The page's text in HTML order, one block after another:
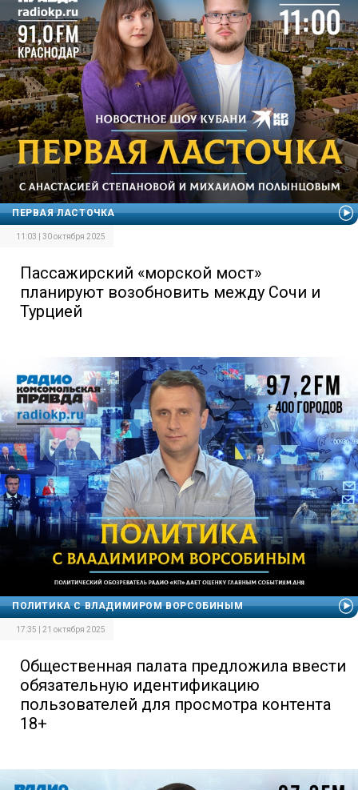
ПЕРВАЯ ЛАСТОЧКА
11:03 | 30 октября 2025
Пассажирский «морской мост»
планируют возобновить между Сочи и
Турцией
ПОЛИТИКА С ВЛАДИМИРОМ ВОРСОБИНЫМ
17:35 | 21 октября 2025
Общественная палата предложила ввести
обязательную идентификацию
пользователей для просмотра контента
18+